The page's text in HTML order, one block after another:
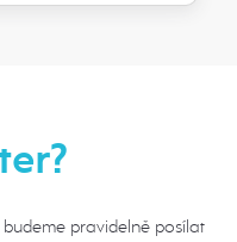
pravidelně posílat